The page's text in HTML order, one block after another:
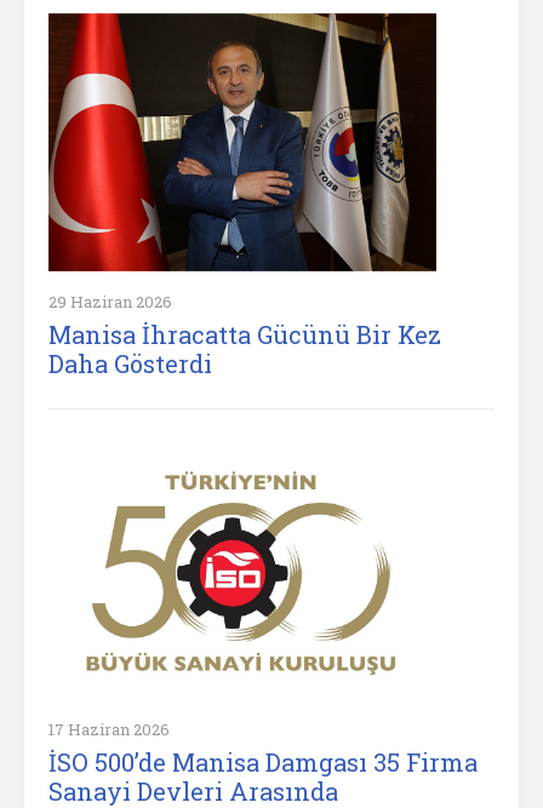
29 Haziran 2026
Manisa İhracatta Gücünü Bir Kez
Daha Gösterdi
17 Haziran 2026
İSO 500’de Manisa Damgası 35 Firma
Sanayi Devleri Arasında